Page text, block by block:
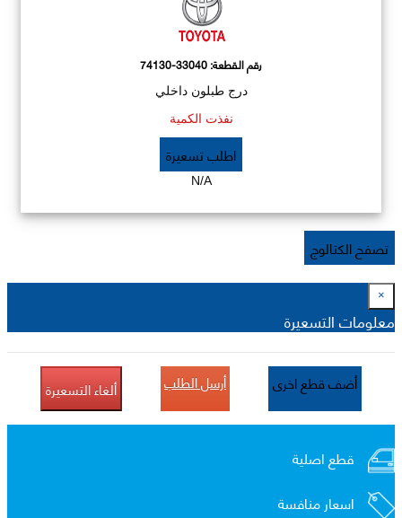
رقم القطعة:74130-33040
درج طبلون داخلي
نفذت الكمية
اطلب تسعيرة
N/A
تصفح الكتالوج
×
معلومات التسعيرة
أضف قطع اخرى أرسل الطلب ألغاء التسعيرة
قطع اصلية
اسعار منافسة